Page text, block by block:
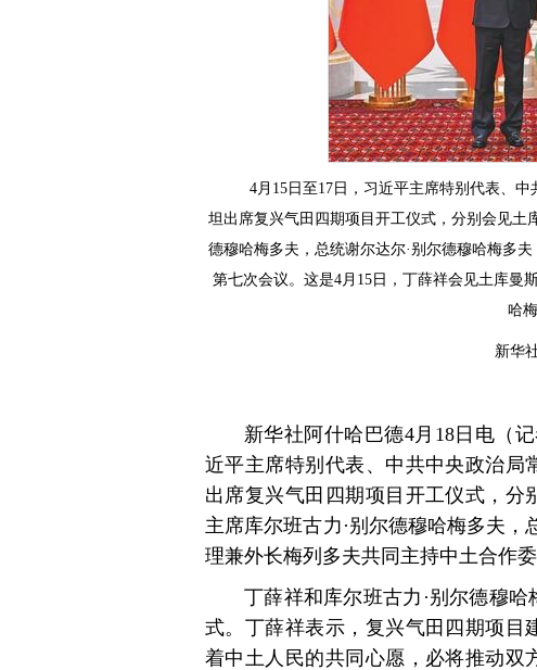
4月15日至17日，习近平主席特别代表、
坦出席复兴气田四期项目开工仪式，分别会见土
德穆哈梅多夫，总统谢尔达尔·别尔德穆哈梅多
第七次会议。这是4月15日，丁薛祥会见土库曼
哈
新华
新华社阿什哈巴德4月18日电（
近平主席特别代表、中共中央政治局
出席复兴气田四期项目开工仪式，分
主席库尔班古力·别尔德穆哈梅多夫
理兼外长梅列多夫共同主持中土合作委
丁薛祥和库尔班古力·别尔德穆
式。丁薛祥表示，复兴气田四期项目
着中土人民的共同心愿，必将推动双